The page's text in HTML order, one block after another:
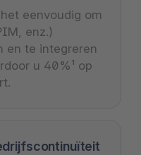
eenvoudig om
enz.)
en te integreren
u 40%¹ op